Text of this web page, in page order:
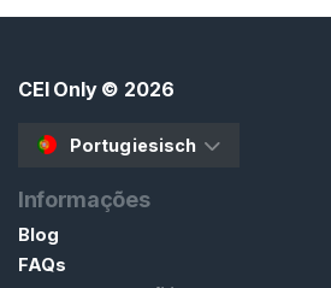
CEI Only© 2026
Portugiesisch
Informações
Blog
FAQs
t
u
õ
e
s